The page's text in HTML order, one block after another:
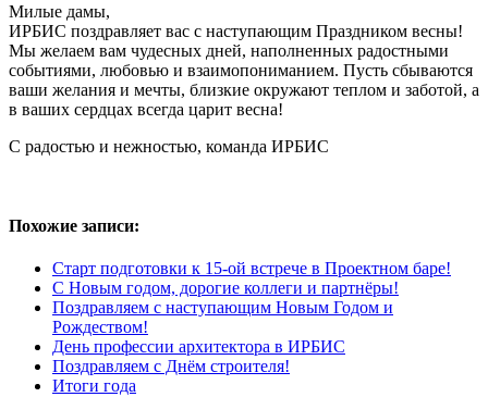
Милые дамы,
ИРБИС поздравляет вас с наступающим Праздником весны!
Мы желаем вам чудесных дней, наполненных радостными
событиями, любовью и взаимопониманием. Пусть сбываются
ваши желания и мечты, близкие окружают теплом и заботой, а
в ваших сердцах всегда царит весна!
С радостью и нежностью, команда ИРБИС
Похожие записи:
Старт подготовки к 15-ой встрече в Проектном баре!
С Новым годом, дорогие коллеги и партнёры!
Поздравляем с наступающим Новым Годом и
Рождеством!
День профессии архитектора в ИРБИС
Поздравляем с Днём строителя!
Итоги года